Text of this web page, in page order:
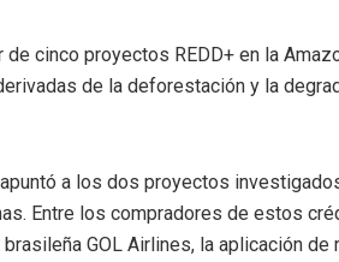
cinco proyectos REDD+ en la
de la deforestación y la
a los dos proyectos
Entre los compradores de estos
GOL Airlines, la aplicación